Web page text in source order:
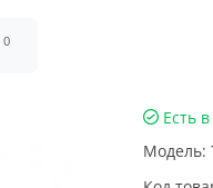
0
Есть
Модель: